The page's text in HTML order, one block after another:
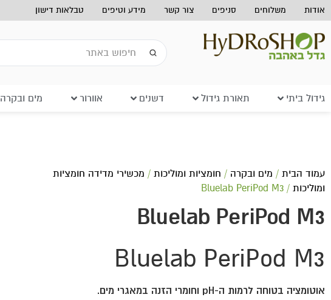
אודות משלוחים סניפים צור קשר מידע וטיפים טבלאות דישון
גידול ביתי תאורת גידול דשנים אוורור מים ובקרה
עמוד הבית / מים ובקרה / חומציות ומוליכות / מכשירי מדידה חומציות
ומוליכות / Bluelab PeriPod M3
Bluelab PeriPod M3
Bluelab PeriPod M3
אוטומציה בטוחה לרמות ה-pH וחומרי הזנה במאגרי מים.